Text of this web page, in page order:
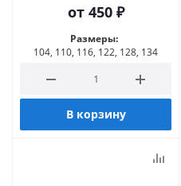
от 450 ₽
Размеры:
104, 110, 116, 122, 128, 134
В корзину